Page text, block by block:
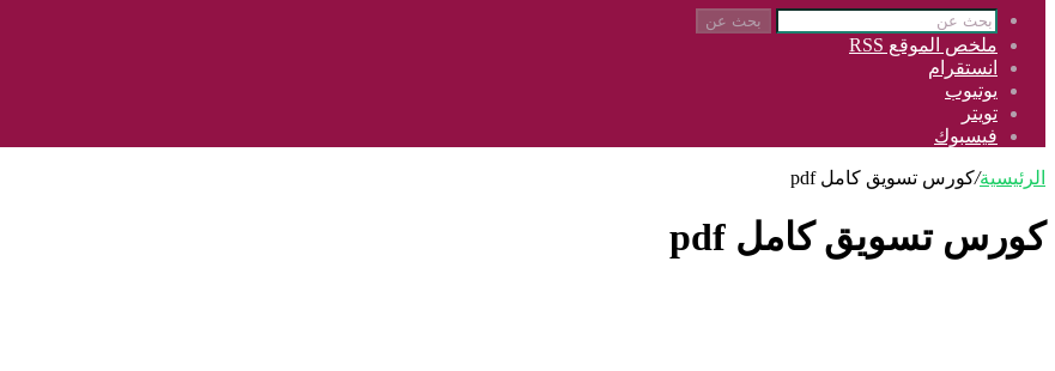
بحث عن
ملخص الموقع RSS
انستقرام
يوتيوب
تويتر
فيسبوك
الرئيسية/كورس تسويق كامل pdf
كورس تسويق كامل pdf